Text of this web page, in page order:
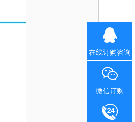
在线订购咨询
微信订购